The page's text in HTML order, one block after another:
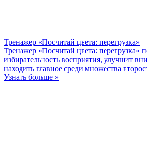
Тренажер «Посчитай цвета: перегрузка»
Тренажер «Посчитай цвета: перегрузка»
избирательность восприятия, улучшит
находить главное среди множества
Узнать больше »